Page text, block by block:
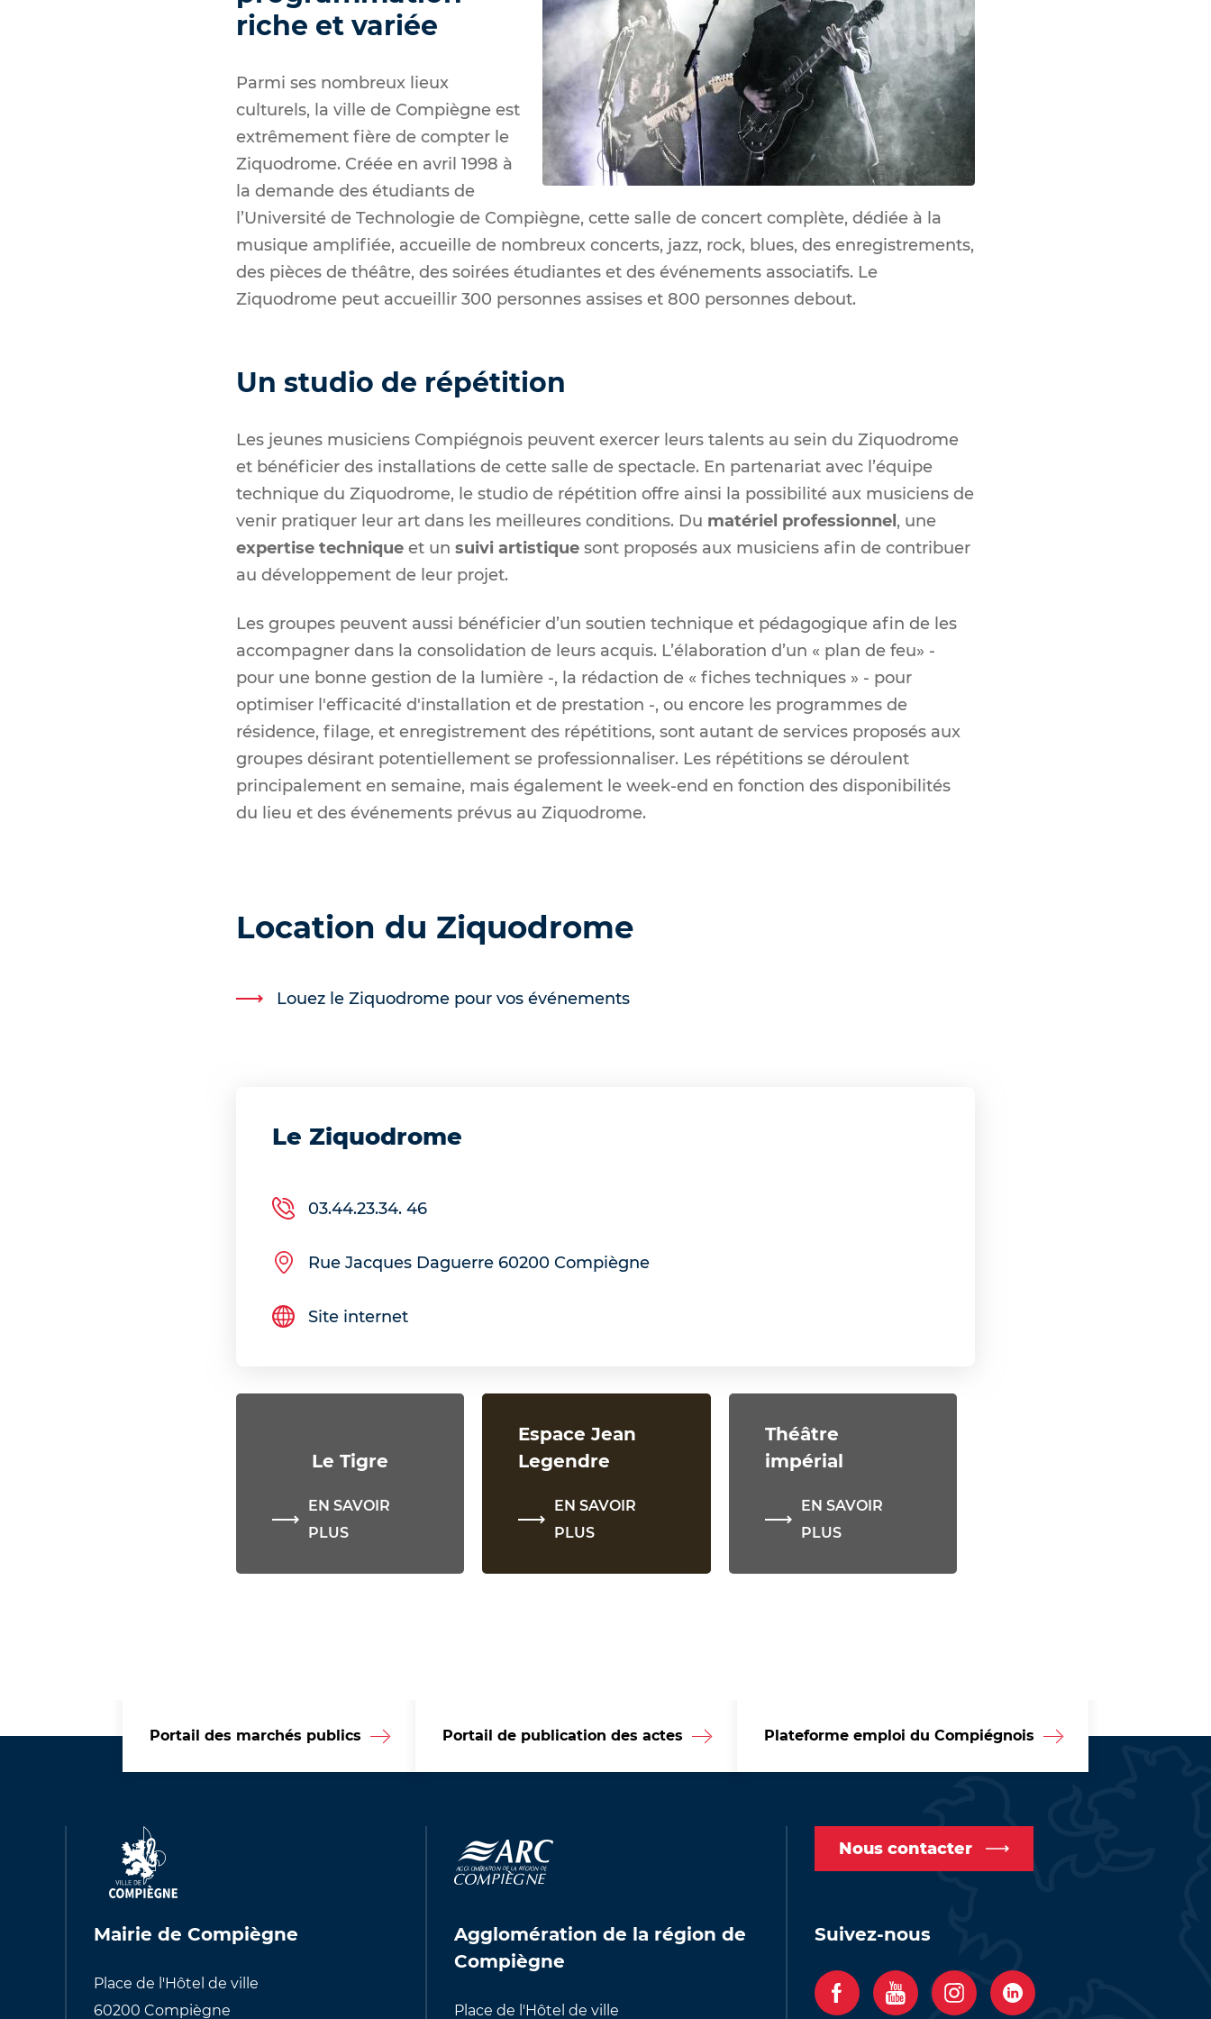
riche et variée
Parmi ses nombreux lieux
culturels, la ville de Compiègne est
extrêmement fière de compter le
Ziquodrome. Créée en avril 1998 à
la demande des étudiants de
l’Université de Technologie de Compiègne, cette salle de concert complète, dédiée à la
musique amplifiée, accueille de nombreux concerts, jazz, rock, blues, des enregistrements,
des pièces de théâtre, des soirées étudiantes et des événements associatifs. Le
Ziquodrome peut accueillir 300 personnes assises et 800 personnes debout.
Un studio de répétition
Les jeunes musiciens Compiégnois peuvent exercer leurs talents au sein du Ziquodrome
et bénéficier des installations de cette salle de spectacle. En partenariat avec l’équipe
technique du Ziquodrome, le studio de répétition offre ainsi la possibilité aux musiciens de
venir pratiquer leur art dans les meilleures conditions. Du matériel professionnel , une
expertise technique et un suivi artistique sont proposés aux musiciens afin de contribuer
au développement de leur projet.
Les groupes peuvent aussi bénéficier d’un soutien technique et pédagogique afin de les
accompagner dans la consolidation de leurs acquis. L’élaboration d’un « plan de feu» -
pour une bonne gestion de la lumière -, la rédaction de « fiches techniques » - pour
optimiser l'efficacité d'installation et de prestation -, ou encore les programmes de
résidence, filage, et enregistrement des répétitions, sont autant de services proposés aux
groupes désirant potentiellement se professionnaliser. Les répétitions se déroulent
principalement en semaine, mais également le week-end en fonction des disponibilités
du lieu et des événements prévus au Ziquodrome.
Location du Ziquodrome
Louez le Ziquodrome pour vos événements
Le Ziquodrome
03.44.23.34. 46
Rue Jacques Daguerre 60200 Compiègne
Site internet
Le Tigre
EN SAVOIR
PLUS
Espace Jean
Legendre
EN SAVOIR
PLUS
Théâtre
impérial
EN SAVOIR
PLUS
Portail des marchés publics Portail de publication des actes Plateforme emploi du Compiégnois
Mairie de Compiègne
Place de l'Hôtel de ville
60200 Compiègne
Agglomération de la région de
Compiègne
Place de l'Hôtel de ville
Nous contacter
Suivez-nous
F Y I C